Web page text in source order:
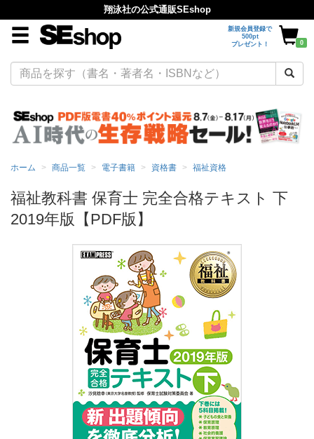
翔泳社の公式通販SEshop
新規会員登録で
500pt
プレゼント！
0
ホーム 商品一覧 電子書籍 資格書 福祉資格
福祉教科書 保育士 完全合格テキスト 下
2019年版【PDF版】